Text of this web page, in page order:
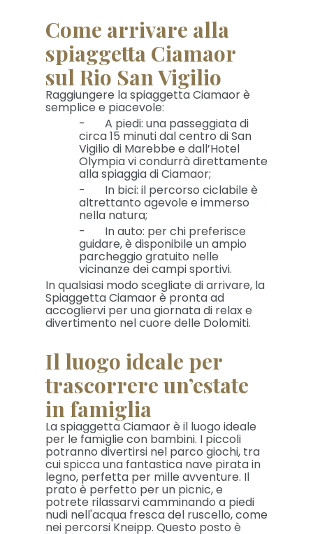
Come arrivare alla
spiaggetta Ciamaor
sul Rio San Vigilio
Raggiungere la spiaggetta Ciamaor è
semplice e piacevole:
- A piedi: una passeggiata di
circa 15 minuti dal centro di San
Vigilio di Marebbe e dall’Hotel
Olympia vi condurrà direttamente
alla spiaggia di Ciamaor;
- In bici: il percorso ciclabile è
altrettanto agevole e immerso
nella natura;
- In auto: per chi preferisce
guidare, è disponibile un ampio
parcheggio gratuito nelle
vicinanze dei campi sportivi.
In qualsiasi modo scegliate di arrivare, la
Spiaggetta Ciamaor è pronta ad
accogliervi per una giornata di relax e
divertimento nel cuore delle Dolomiti.
Il luogo ideale per
trascorrere un’estate
in famiglia
La spiaggetta Ciamaor è il luogo ideale
per le famiglie con bambini. I piccoli
potranno divertirsi nel parco giochi, tra
cui spicca una fantastica nave pirata in
legno, perfetta per mille avventure. Il
prato è perfetto per un picnic, e
potrete rilassarvi camminando a piedi
nudi nell'acqua fresca del ruscello, come
nei percorsi Kneipp. Questo posto è